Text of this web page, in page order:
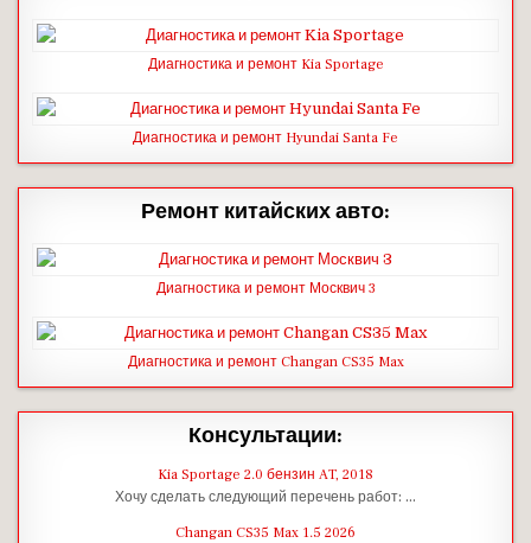
Диагностика и ремонт Kia Sportage
Диагностика и ремонт Hyundai Santa Fe
Ремонт китайских авто:
Диагностика и ремонт Москвич 3
Диагностика и ремонт Changan CS35 Max
Консультации:
Kia Sportage 2.0 бензин AT, 2018
Хочу сделать следующий перечень работ: …
Changan CS35 Max 1.5 2026